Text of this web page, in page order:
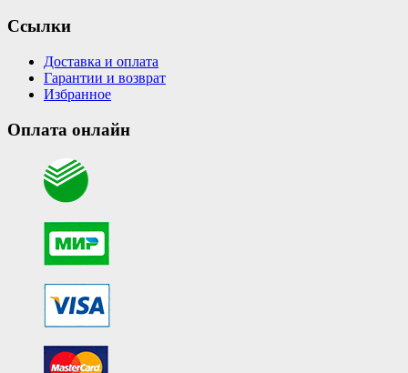
Ссылки
Доставка и оплата
Гарантии и возврат
Избранное
Оплата онлайн